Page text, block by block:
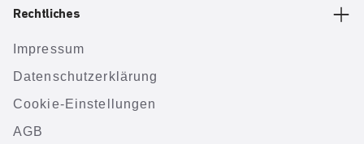
Rechtliches
Impressum
Datenschutzerklärung
Cookie-Einstellungen
AGB